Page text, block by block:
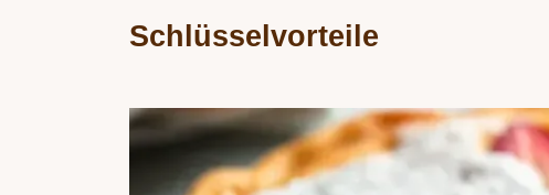
Schlüsselvorteile